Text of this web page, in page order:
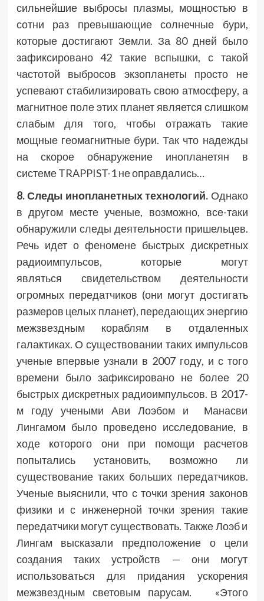
сильнейшие выбросы плазмы, мощностью в
сотни раз превышающие солнечные бури,
которые достигают Земли. За 80 дней было
зафиксировано 42 такие вспышки, с такой
частотой выбросов экзопланеты просто не
успевают стабилизировать свою атмосферу, а
магнитное поле этих планет является слишком
слабым для того, чтобы отражать такие
мощные геомагнитные бури. Так что надежды
на скорое обнаружение инопланетян в
системе TRAPPIST-1 не оправдались…
8. Следы инопланетных технологий. Однако
в другом месте ученые, возможно, все-таки
обнаружили следы деятельности пришельцев.
Речь идет о феномене быстрых дискретных
радиоимпульсов, которые могут
являться свидетельством деятельности
огромных передатчиков (они могут достигать
размеров целых планет), передающих энергию
межзвездным кораблям в отдаленных
галактиках. О существовании таких импульсов
ученые впервые узнали в 2007 году, и с того
времени было зафиксировано не более 20
быстрых дискретных радиоимпульсов. В 2017-
м году учеными Ави Лоэбом и Манасви
Лингамом было проведено исследование, в
ходе которого они при помощи расчетов
попытались установить, возможно ли
существование таких больших передатчиков.
Ученые выяснили, что с точки зрения законов
физики и с инженерной точки зрения такие
передатчики могут существовать. Также Лоэб и
Лингам высказали предположение о цели
создания таких устройств — они могут
использоваться для придания ускорения
межзвездным световым парусам. «Этого